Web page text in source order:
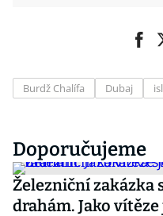
Burdž Chalífa Dubaj
Doporučujeme
Železniční zakázka
drahám. Jako